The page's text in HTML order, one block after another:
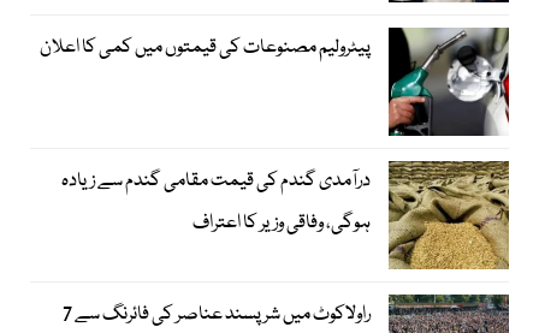
پیٹرولیم مصنوعات کی قیمتوں میں کمی کا اعلان
درآمدی گندم کی قیمت مقامی گندم سے زیادہ
ہوگی، وفاقی وزیر کا اعتراف
راولاکوٹ میں شرپسند عناصر کی فائرنگ سے 7